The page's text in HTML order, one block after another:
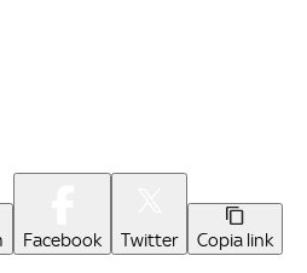
Facebook Twitter Copia link